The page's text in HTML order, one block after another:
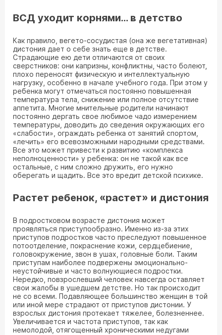
ВСД уходит корнями… в детство
Как правило, вегето-сосудистая (она же вегетативная)
дистония дает о себе знать еще в детстве.
Страдающие ею дети отличаются от своих
сверстников: они капризны, конфликтны, часто болеют,
плохо переносят физическую и интеллектуальную
нагрузку, особенно в начале учебного года. При этом у
ребенка могут отмечаться постоянно повышенная
температура тела, снижение или полное отсутствие
аппетита. Многие мнительные родители начинают
постоянно дергать свое любимое чадо измерением
температуры, доводить до сведения окружающих его
«слабости», ограждать ребенка от занятий спортом,
«лечить» его всевозможными народными средствами.
Все это может привести к развитию «комплекса
неполноценности» у ребенка: он не такой как все
остальные, с ним сложно дружить, его нужно
оберегать и щадить. Все это вредит детской психике.
Растет ребенок, «растет» и дистония
В подростковом возрасте дистония может
проявляться приступообразно. Именно из-за этих
приступов подростков часто преследуют повышенное
потоотделение, покраснение кожи, сердцебиение,
головокружение, звон в ушах, головные боли. Таким
приступам наиболее подвержены эмоционально-
неустойчивые и часто волнующиеся подростки.
Нередко, повзрослевший человек навсегда оставляет
свои жалобы в ушедшем детстве. Но так происходит
не со всеми. Подавляющее большинство женщин в той
или иной мере страдают от приступов дистонии. У
взрослых дистония протекает тяжелее, болезненнее.
Увеличивается и частота приступов, так как
немолодой, отягощенный хроническими недугами